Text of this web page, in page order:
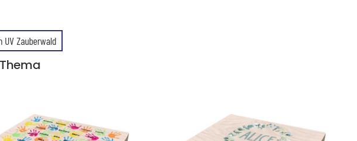
Zauberwald